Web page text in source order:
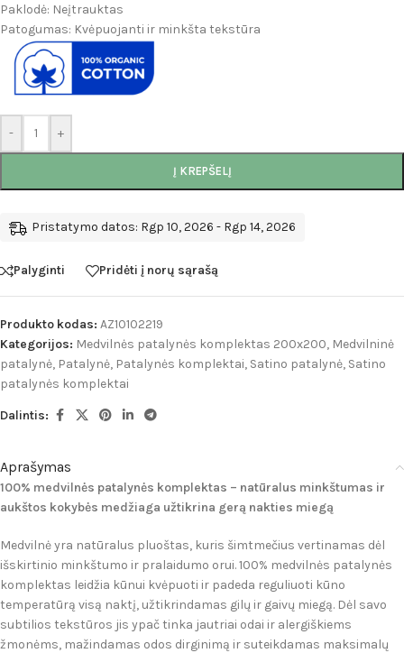
Paklodė: Neįtrauktas
Patogumas: Kvėpuojanti ir minkšta tekstūra
- +
Į KREPŠELĮ
Pristatymo datos: Rgp 10, 2026 - Rgp 14, 2026
Palyginti Pridėti į norų sąrašą
Produkto kodas: AZ10102219
Kategorijos: Medvilnės patalynės komplektas 200x200, Medvilninė
patalynė, Patalynė, Patalynės komplektai, Satino patalynė, Satino
patalynės komplektai
Dalintis:
Aprašymas
100% medvilnės patalynės komplektas – natūralus minkštumas ir
aukštos kokybės medžiaga užtikrina gerą nakties miegą
Medvilnė yra natūralus pluoštas, kuris šimtmečius vertinamas dėl
išskirtinio minkštumo ir pralaidumo orui. 100% medvilnės patalynės
komplektas leidžia kūnui kvėpuoti ir padeda reguliuoti kūno
temperatūrą visą naktį, užtikrindamas gilų ir gaivų miegą. Dėl savo
subtilios tekstūros jis ypač tinka jautriai odai ir alergiškiems
žmonėms, mažindamas odos dirginimą ir suteikdamas maksimalų